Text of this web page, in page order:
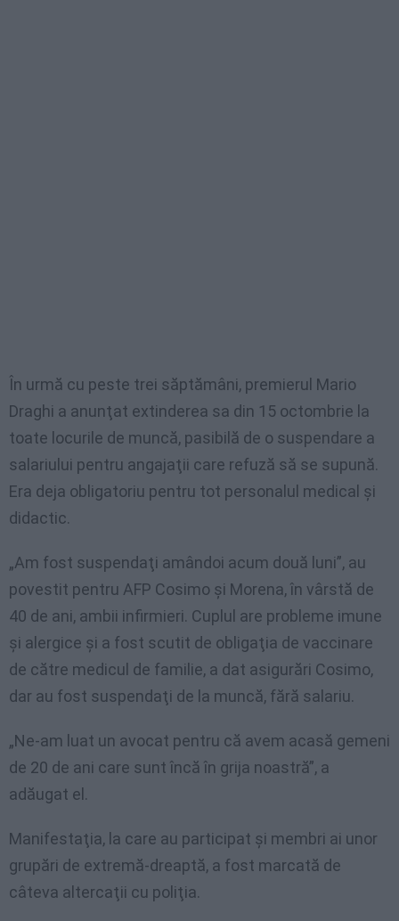
În urmă cu peste trei săptămâni, premierul Mario
Draghi a anunţat extinderea sa din 15 octombrie la
toate locurile de muncă, pasibilă de o suspendare a
salariului pentru angajaţii care refuză să se supună.
Era deja obligatoriu pentru tot personalul medical şi
didactic.
„Am fost suspendaţi amândoi acum două luni”, au
povestit pentru AFP Cosimo şi Morena, în vârstă de
40 de ani, ambii infirmieri. Cuplul are probleme imune
şi alergice şi a fost scutit de obligaţia de vaccinare
de către medicul de familie, a dat asigurări Cosimo,
dar au fost suspendaţi de la muncă, fără salariu.
„Ne-am luat un avocat pentru că avem acasă gemeni
de 20 de ani care sunt încă în grija noastră”, a
adăugat el.
Manifestaţia, la care au participat şi membri ai unor
grupări de extremă-dreaptă, a fost marcată de
câteva altercaţii cu poliţia.